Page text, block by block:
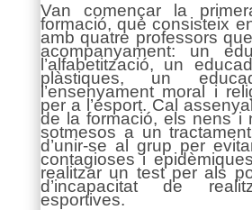
Van començar la
formació, que consisteix
amb quatre professors
acompanyament: un
l’alfabetització, un
plàstiques, un
l’ensenyament moral i
per a l’esport. Cal
de la formació, els nens i
sotmesos a un
d’unir-se al grup per
contagioses i
realitzar un test per als
d’incapacitat de
esportives.